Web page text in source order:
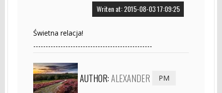
Writen at: 2015-08-03 17:09:25
Świetna relacja!
------------------------------------------------
AUTHOR:ALEXANDER PM